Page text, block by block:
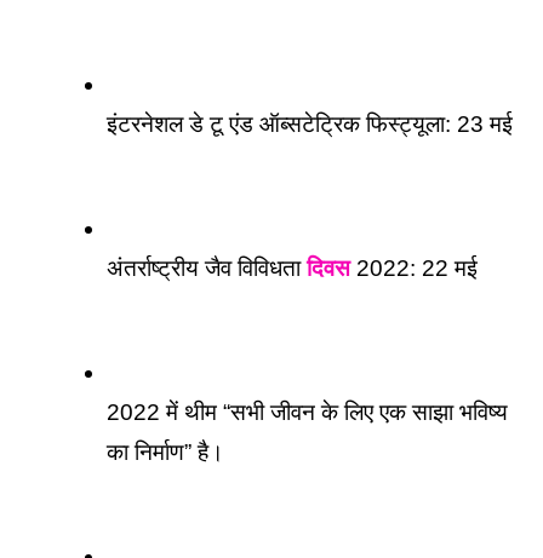
इंटरनेशल डे टू एंड ऑब्सटेट्रिक फिस्ट्यूला: 23 मई
अंतर्राष्ट्रीय जैव विविधता दिवस 2022: 22 मई
2022 में थीम “सभी जीवन के लिए एक साझा भविष्य
का निर्माण” है।